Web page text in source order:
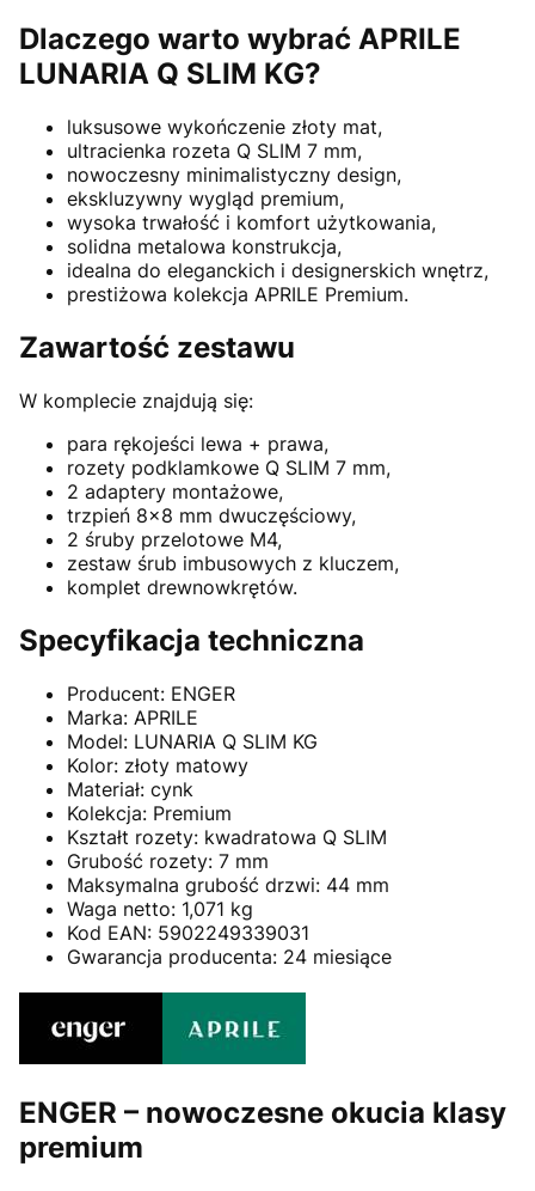
Dlaczego warto wybrać APRILE
LUNARIA Q SLIM KG?
luksusowe wykończenie złoty mat,
ultracienka rozeta Q SLIM 7 mm,
nowoczesny minimalistyczny design,
ekskluzywny wygląd premium,
wysoka trwałość i komfort użytkowania,
solidna metalowa konstrukcja,
idealna do eleganckich i designerskich wnętrz,
prestiżowa kolekcja APRILE Premium.
Zawartość zestawu
W komplecie znajdują się:
para rękojeści lewa + prawa,
rozety podklamkowe Q SLIM 7 mm,
2 adaptery montażowe,
trzpień 8x8 mm dwuczęściowy,
2 śruby przelotowe M4,
zestaw śrub imbusowych z kluczem,
komplet drewnowkrętów.
Specyfikacja techniczna
Producent: ENGER
Marka: APRILE
Model: LUNARIA Q SLIM KG
Kolor: złoty matowy
Materiał: cynk
Kolekcja: Premium
Kształt rozety: kwadratowa Q SLIM
Grubość rozety: 7 mm
Maksymalna grubość drzwi: 44 mm
Waga netto: 1,071 kg
Kod EAN: 5902249339031
Gwarancja producenta: 24 miesiące
ENGER – nowoczesne okucia klasy
premium